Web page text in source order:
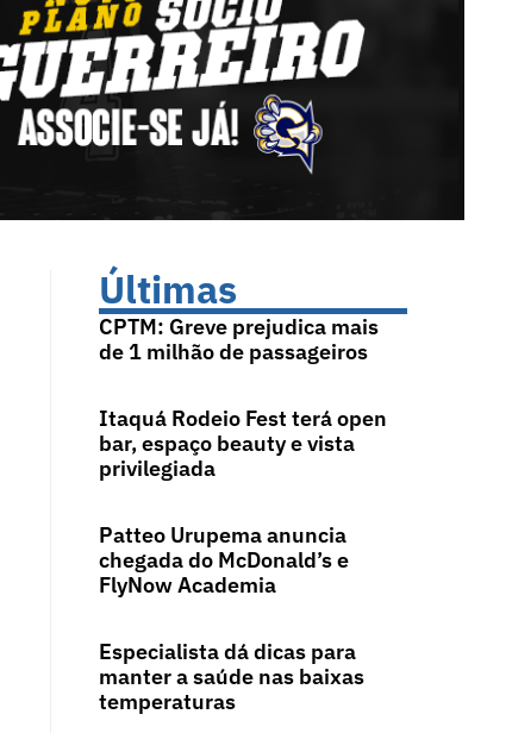
Últimas
CPTM: Greve prejudica mais
de 1 milhão de passageiros
Itaquá Rodeio Fest terá open
bar, espaço beauty e vista
privilegiada
Patteo Urupema anuncia
chegada do McDonald’s e
FlyNow Academia
Especialista dá dicas para
manter a saúde nas baixas
temperaturas